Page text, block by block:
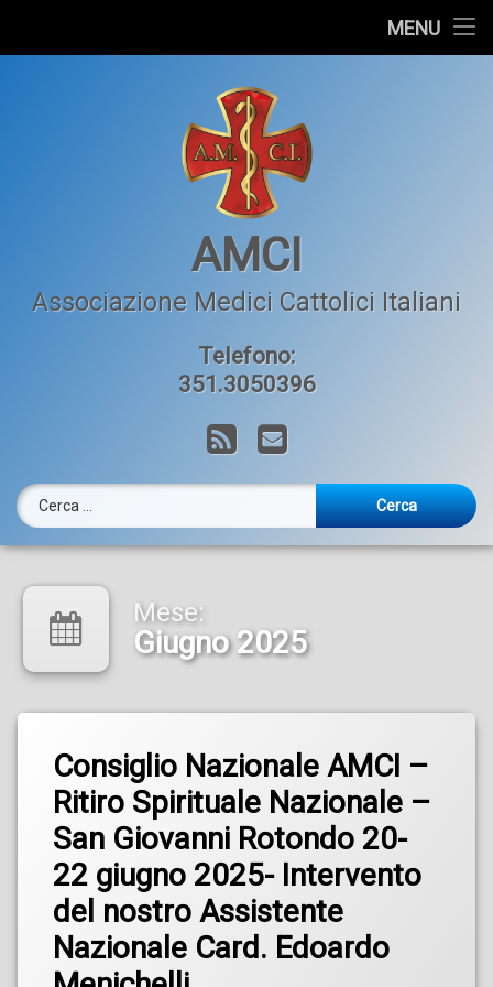
MENU
AMCI
Associazione Medici Cattolici Italiani
Telefono:
351.3050396
RSS Email
Ricerca per:
Mese:
Giugno 2025
Consiglio Nazionale AMCI –
Ritiro Spirituale Nazionale –
San Giovanni Rotondo 20-
22 giugno 2025- Intervento
del nostro Assistente
Nazionale Card. Edoardo